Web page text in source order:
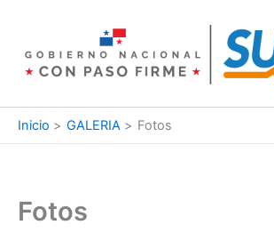
contenido
Inicio GALERIA Fotos
Fotos